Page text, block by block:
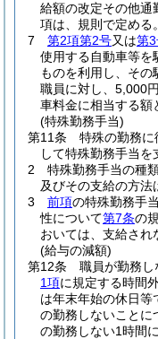
給額の改定その他通
項は、規則で定める。
7
第2項第2号又は第
使用する自動車等を
ものを利用し、そ
職員に対し、5,000
車料金に相当する額
(特殊勤務手当)
第11条
特殊の勤務
して特殊勤務手当を
2
特殊勤務手当の種
及びその支給の方法
3
前項の特殊勤務手
性について第7条の
おいては、支給され
(給与の減額)
第12条
職員が勤務し
1項に規定する時間
は年末年始の休日等
の勤務しないことに
の勤務しない1時間